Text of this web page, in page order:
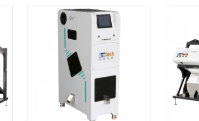
için RGB CCD Optik Ayırma Makinesi